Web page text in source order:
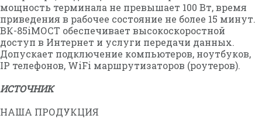
мощность терминала не превышает 100 Вт, время
приведения в рабочее состояние не более 15 минут.
ВК-85iМОСТ обеспечивает высокоскоростной
доступ в Интернет и услуги передачи данных.
Допускает подключение компьютеров, ноутбуков,
IP телефонов, WiFi маршрутизаторов (роутеров).
ИСТОЧНИК
НАША ПРОДУКЦИЯ